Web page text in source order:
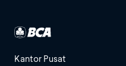
Kantor Pusat